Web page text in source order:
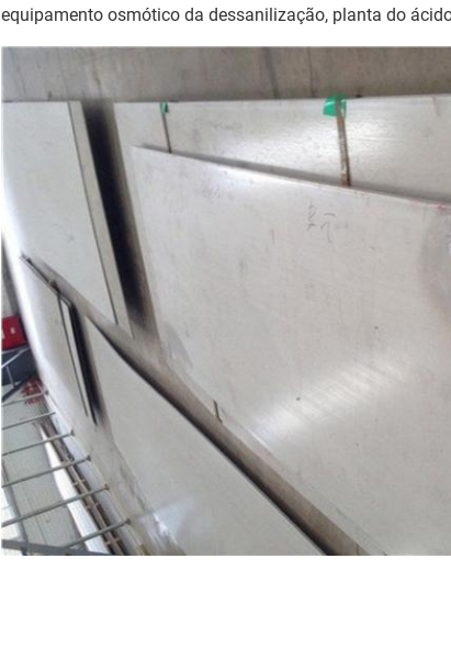
equipamento osmótico da dessanilização, planta do